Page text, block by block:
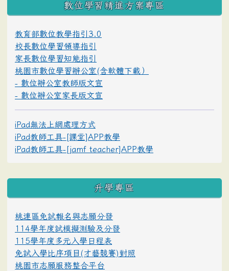
數位學習精進方案專區
教育部數位教學指引3.0
校長數位學習領導指引
家長數位學習知能指引
桃園市數位學習辦公室(含軟體下載）
- 數位辦公室教師版文宣
- 數位辦公室家長版文宣
iPad無法上網處理方式
iPad教師工具-[課堂]APP教學
iPad教師工具-[jamf teacher]APP教學
升學專區
桃連區免試報名與志願分發
114學年度試模擬測驗及分發
115學年度多元入學日程表
免試入學比序項目(才藝競賽)對照
桃園市志願服務整合平台